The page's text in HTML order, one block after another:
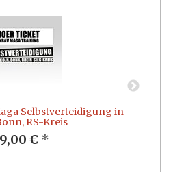
Selbstverteidigung in
RS-Kreis
€ *